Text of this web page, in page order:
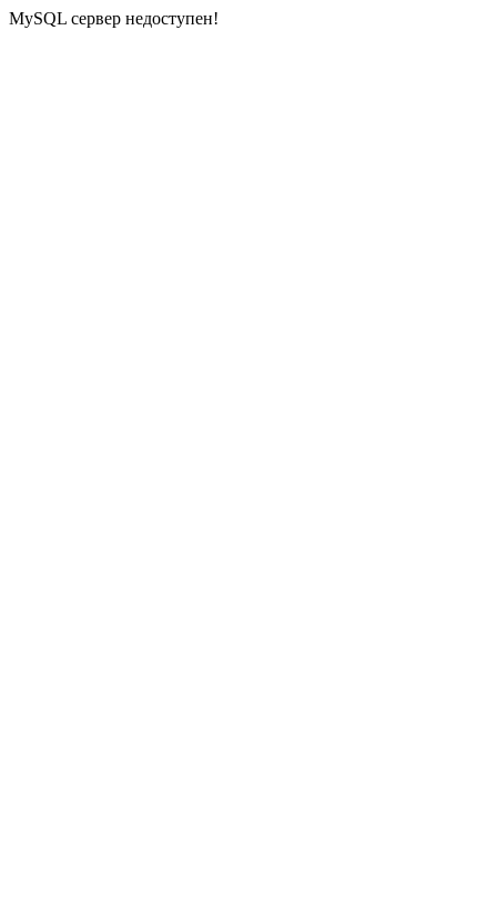
MySQL сервер недоступен!